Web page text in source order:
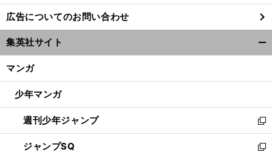
し
い
ウ
ィ
ン
ウ
開
く
広告についてのお問い合わせ
集英社サイト
マンガ
少年マンガ
週刊少年ジャンプ
新
し
い
ジャンプSQ
新